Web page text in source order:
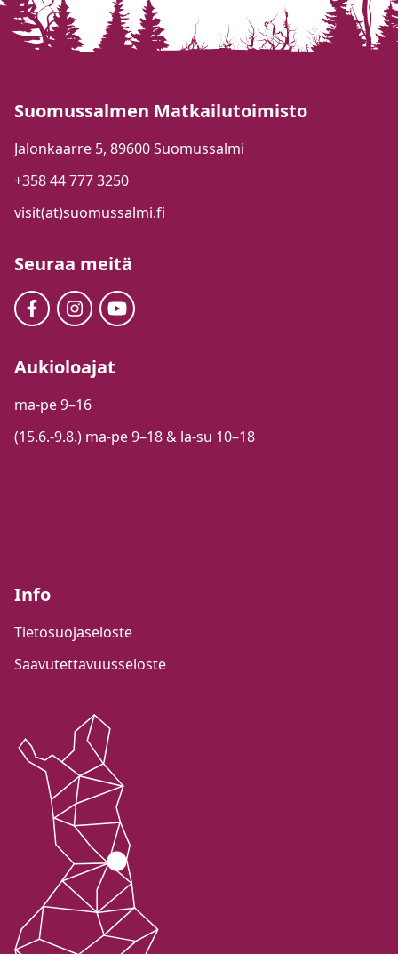
Suomussalmen Matkailutoimisto
Jalonkaarre 5, 89600 Suomussalmi
+358 44 777 3250
visit(at)suomussalmi.fi
Seuraa meitä
Aukioloajat
ma-pe 9–16
(15.6.-9.8.) ma-pe 9–18 & la-su 10–18
Info
Tietosuojaseloste
Saavutettavuusseloste